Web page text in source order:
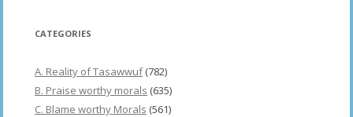
CATEGORIES
A. Reality of Tasawwuf(782)
B. Praise worthy morals (635)
C. Blame worthy Morals (561)